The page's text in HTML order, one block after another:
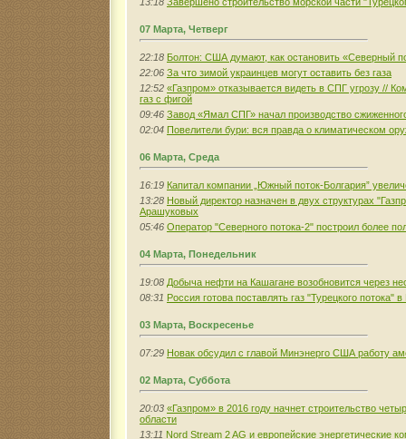
07 Марта, Четверг
22:18 Болтон: США думают, как остановить «Северный
22:06 За что зимой украинцев могут оставить без газа
12:52 «Газпром» отказывается видеть в СПГ угрозу //
газ с фигой
09:46 Завод «Ямал СПГ» начал производство
02:04 Повелители бури: вся правда о климатическом
06 Марта, Среда
16:19 Капитал компании „Южный поток-Болгария”
13:28 Новый директор назначен в двух структурах
Арашуковых
05:46 Оператор "Северного потока-2" построил более
04 Марта, Понедельник
19:08 Добыча нефти на Кашагане возобновится через
08:31 Россия готова поставлять газ "Турецкого потока"
03 Марта, Воскресенье
07:29 Новак обсудил с главой Минэнерго США работу
02 Марта, Суббота
20:03 «Газпром» в 2016 году начнет строительство
области
13:11 Nord Stream 2 AG и европейские энергетические